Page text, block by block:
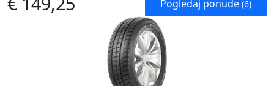
Pogledaj ponude (6)